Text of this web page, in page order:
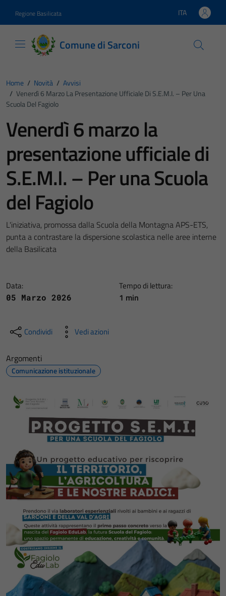
Regione Basilicata Lingua attiva:
ITA
Comune di Sarconi
Home / Novità / Avvisi
/ Venerdì 6 Marzo La Presentazione Ufficiale Di S.E.M.I. – Per Una
Scuola Del Fagiolo
Venerdì 6 marzo la
presentazione ufficiale di
S.E.M.I. – Per una Scuola
del Fagiolo
L'iniziativa, promossa dalla Scuola della Montagna APS-ETS,
punta a contrastare la dispersione scolastica nelle aree interne
della Basilicata
Data:
05 Marzo 2026
Tempo di lettura:
1 min
Condividi Vedi azioni
Argomenti
Comunicazione istituzionale